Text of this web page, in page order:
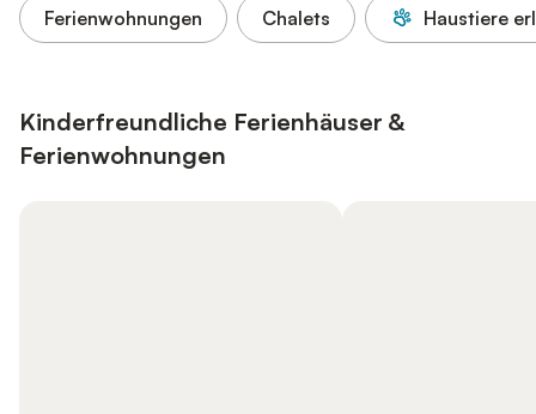
Ferienwohnungen Chalets Haustiere
Kinderfreundliche Ferienhäuser &
Ferienwohnungen